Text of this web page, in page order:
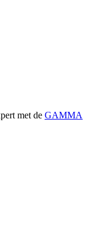
met de GAMMA